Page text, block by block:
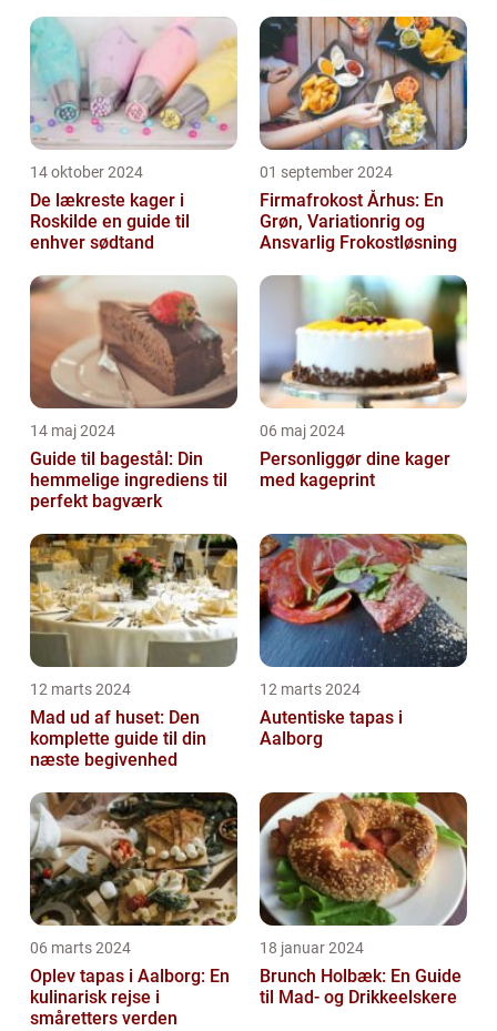
14 oktober 2024
De lækreste kager i
Roskilde en guide til
enhver sødtand
01 september 2024
Firmafrokost Århus: En
Grøn, Variationrig og
Ansvarlig Frokostløsning
14 maj 2024
Guide til bagestål: Din
hemmelige ingrediens til
perfekt bagværk
06 maj 2024
Personliggør dine kager
med kageprint
12 marts 2024
Mad ud af huset: Den
komplette guide til din
næste begivenhed
12 marts 2024
Autentiske tapas i
Aalborg
06 marts 2024
Oplev tapas i Aalborg: En
kulinarisk rejse i
småretters verden
18 januar 2024
Brunch Holbæk: En Guide
til Mad- og Drikkeelskere